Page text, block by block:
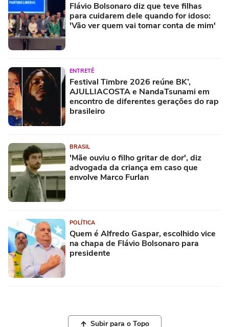
Flávio Bolsonaro diz que teve filhas
para cuidarem dele quando for idoso:
'Vão ver quem vai tomar conta de mim'
ENTRETÊ
Festival Timbre 2026 reúne BK’,
AJULLIACOSTA e NandaTsunami em
encontro de diferentes gerações do rap
brasileiro
BRASIL
'Mãe ouviu o filho gritar de dor', diz
advogada da criança em caso que
envolve Marco Furlan
POLÍTICA
Quem é Alfredo Gaspar, escolhido vice
na chapa de Flávio Bolsonaro para
presidente
Subir para o Topo